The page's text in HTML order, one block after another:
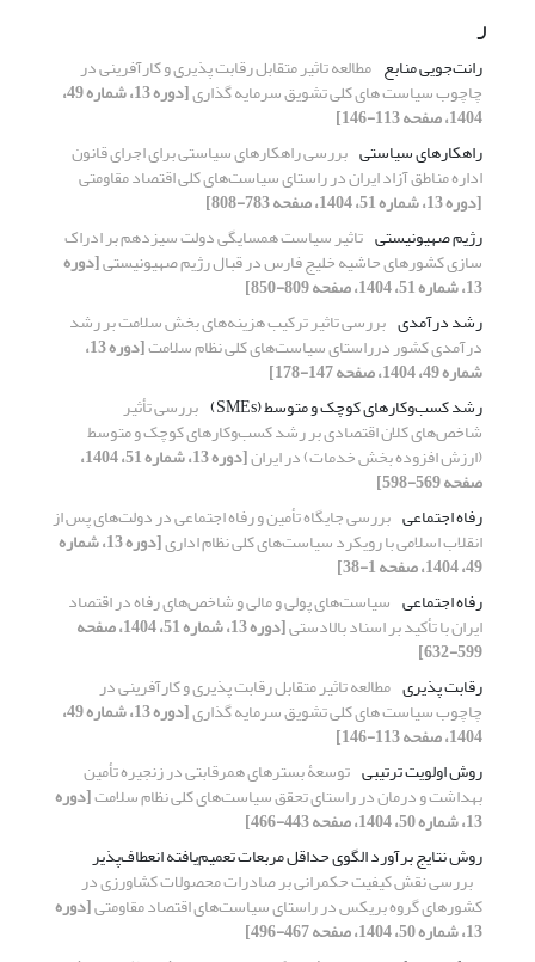
ر
رانت‌جویی منابع مطالعه تاثیر متقابل رقابت پذیری و کارآفرینی در
چاچوب سیاست های کلی تشویق سرمایه گذاری [دوره 13، شماره 49،
1404، صفحه 113-146]
راهکارهای سیاستی بررسی راهکارهای سیاستی برای اجرای قانون
اداره مناطق آزاد ایران در راستای سیاست‌های کلی اقتصاد مقاومتی
[دوره 13، شماره 51، 1404، صفحه 783-808]
رژیم صهیونیستی تاثیر سیاست همسایگی دولت سیزدهم بر ادراک
سازی کشورهای حاشیه خلیج فارس در قبال رژیم صهیونیستی[دوره
13، شماره 51، 1404، صفحه 809-850]
رشد درآمدی بررسی تاثیر ترکیب هزینه‌های بخش سلامت بر رشد
درآمدی کشور درراستای سیاست‌های کلی نظام سلامت [دوره 13،
شماره 49، 1404، صفحه 147-178]
رشد کسب‌وکارهای کوچک و متوسط (SMEs)
بررسی تأثیر
شاخص‌های کلان اقتصادی بر رشد کسب‌وکارهای کوچک و متوسط
(ارزش افزوده بخش خدمات) در ایران [دوره 13، شماره 51، 1404،
صفحه 569-598]
رفاه اجتماعی بررسی جایگاه تأمین و رفاه اجتماعی در دولت‌های پس از
انقلاب اسلامی با رویکرد سیاست‌های کلی نظام اداری [دوره 13، شماره
49، 1404، صفحه 1-38]
رفاه اجتماعی سیاست‌های پولی و مالی و شاخص‌های رفاه در اقتصاد
ایران با تأکید بر اسناد بالادستی [دوره 13، شماره 51، 1404، صفحه
599-632]
رقابت پذیری مطالعه تاثیر متقابل رقابت پذیری و کارآفرینی در
چاچوب سیاست های کلی تشویق سرمایه گذاری [دوره 13، شماره 49،
1404، صفحه 113-146]
روش اولویت ترتیبی توسعۀ بسترهای همرقابتی در زنجیره تأمین
بهداشت و درمان در راستای تحقق سیاست‌های کلی نظام سلامت[دوره
13، شماره 50، 1404، صفحه 443-466]
روش نتایج برآورد الگوی حداقل مربعات تعمیم‌یافته انعطاف‌پذیر
بررسی نقش کیفیت حکمرانی بر صادرات محصولات کشاورزی در
کشورهای گروه بریکس در راستای سیاست‌های اقتصاد مقاومتی[دوره
13، شماره 50، 1404، صفحه 467-496]